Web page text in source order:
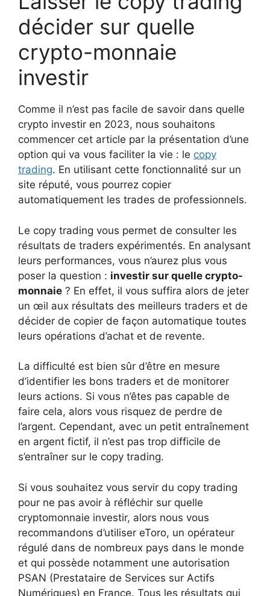
décider sur quelle
crypto-monnaie
investir
Comme il n’est pas facile de savoir dans quelle
crypto investir en 2023, nous souhaitons
commencer cet article par la présentation d’une
option qui va vous faciliter la vie : le copy
trading. En utilisant cette fonctionnalité sur un
site réputé, vous pourrez copier
automatiquement les trades de professionnels.
Le copy trading vous permet de consulter les
résultats de traders expérimentés. En analysant
leurs performances, vous n’aurez plus vous
poser la question : investir sur quelle crypto-
monnaie ? En effet, il vous suffira alors de jeter
un œil aux résultats des meilleurs traders et de
décider de copier de façon automatique toutes
leurs opérations d’achat et de revente.
La difficulté est bien sûr d’être en mesure
d’identifier les bons traders et de monitorer
leurs actions. Si vous n’êtes pas capable de
faire cela, alors vous risquez de perdre de
l’argent. Cependant, avec un petit entraînement
en argent fictif, il n’est pas trop difficile de
s’entraîner sur le copy trading.
Si vous souhaitez vous servir du copy trading
pour ne pas avoir à réfléchir sur quelle
cryptomonnaie investir, alors nous vous
recommandons d’utiliser eToro, un opérateur
régulé dans de nombreux pays dans le monde
et qui possède notamment une autorisation
PSAN (Prestataire de Services sur Actifs
Numériques) en France. Tous les résultats qui